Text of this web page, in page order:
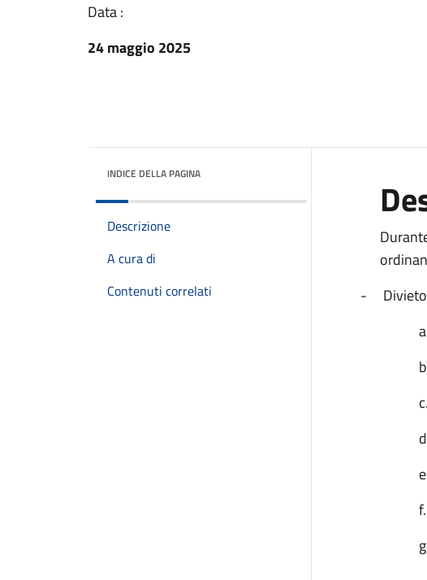
Data :
24 maggio 2025
INDICE DELLA PAGINA
Descrizione
A cura di
Contenuti correlati
-
c.
f.